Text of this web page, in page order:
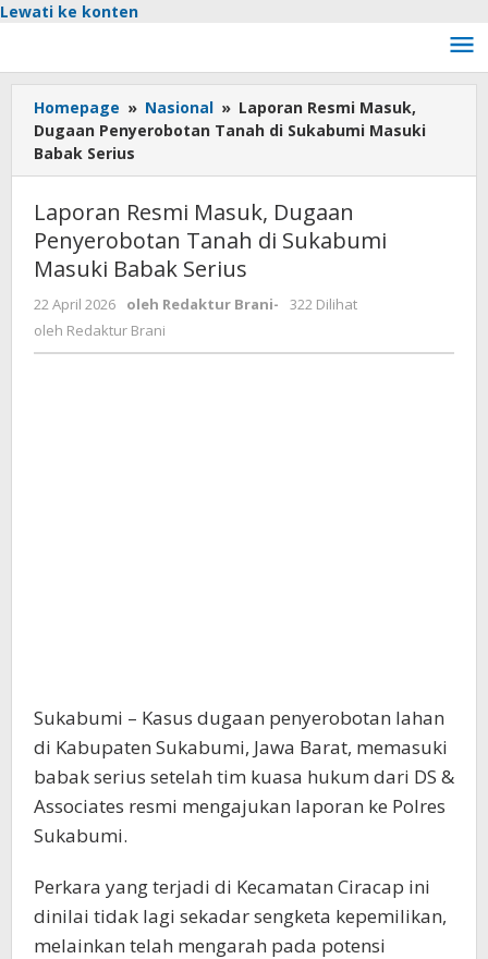
Lewati ke konten
Homepage » Nasional » Laporan Resmi Masuk,
Dugaan Penyerobotan Tanah di Sukabumi Masuki
Babak Serius
Laporan Resmi Masuk, Dugaan
Penyerobotan Tanah di Sukabumi
Masuki Babak Serius
22 April 2026 oleh Redaktur Brani-
322 Dilihat
oleh Redaktur Brani
Sukabumi – Kasus dugaan penyerobotan lahan
di Kabupaten Sukabumi, Jawa Barat, memasuki
babak serius setelah tim kuasa hukum dari DS &
Associates resmi mengajukan laporan ke Polres
Sukabumi.
Perkara yang terjadi di Kecamatan Ciracap ini
dinilai tidak lagi sekadar sengketa kepemilikan,
melainkan telah mengarah pada potensi